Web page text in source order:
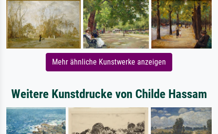
Mehr ähnliche Kunstwerke anzeigen
Weitere Kunstdrucke von Childe Hassam